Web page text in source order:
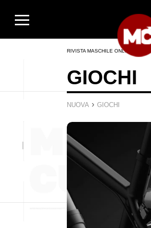
RIVISTA MASCHILE ONLINE
GIOCHI
NUOVA › GIOCHI